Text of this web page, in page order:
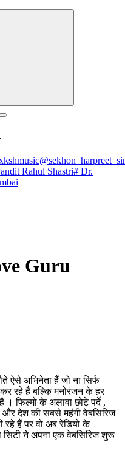
Rahul Shastri# Dr.
Guru
ऐसे अभिनेता हैं जो ना सिर्फ
कर रहे हैं बल्कि मनोरंजन के हर
। फिल्मो के अलावा छोटे पर्दे ,
और देश की सबसे महंगी वेबसिरिज
रहे हैं पर वो अब रेडियो के
ने अपना एक वेबसिरिज शुरू